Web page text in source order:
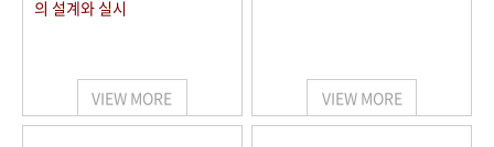
의 설계와 실시
VIEW MORE VIEW MORE